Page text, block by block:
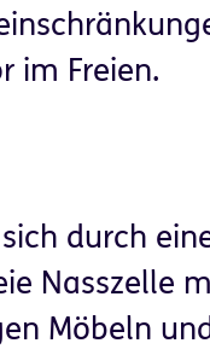
im Freien.
durch
Nasszelle
Möbeln